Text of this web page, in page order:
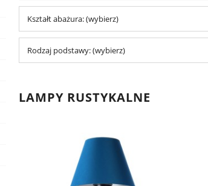
Kształt abażura: (wybierz)
Rodzaj podstawy: (wybierz)
LAMPY RUSTYKALNE